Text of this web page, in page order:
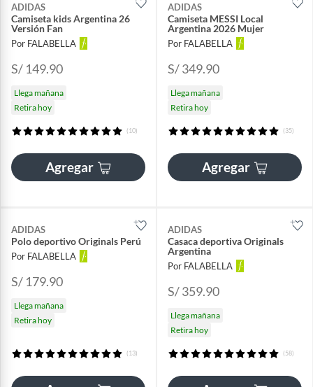
ADIDAS
Camiseta kids Argentina 26
Versión Fan
Por FALABELLA
S/ 149.90
Llega mañana
Retira hoy
(10)
Agregar
ADIDAS
Camiseta MESSI Local
Argentina 2026 Mujer
Por FALABELLA
S/ 349.90
Llega mañana
Retira hoy
(35)
Agregar
ADIDAS
Polo deportivo Originals Perú
Por FALABELLA
S/ 179.90
Llega mañana
Retira hoy
(13)
ADIDAS
Casaca deportiva Originals
Argentina
Por FALABELLA
S/ 359.90
Llega mañana
Retira hoy
(58)